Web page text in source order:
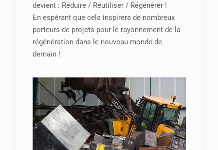
devient : Réduire / Réutiliser / Régénérer !
En espérant que cela inspirera de nombreux
porteurs de projets pour le rayonnement de la
régénération dans le nouveau monde de
demain !